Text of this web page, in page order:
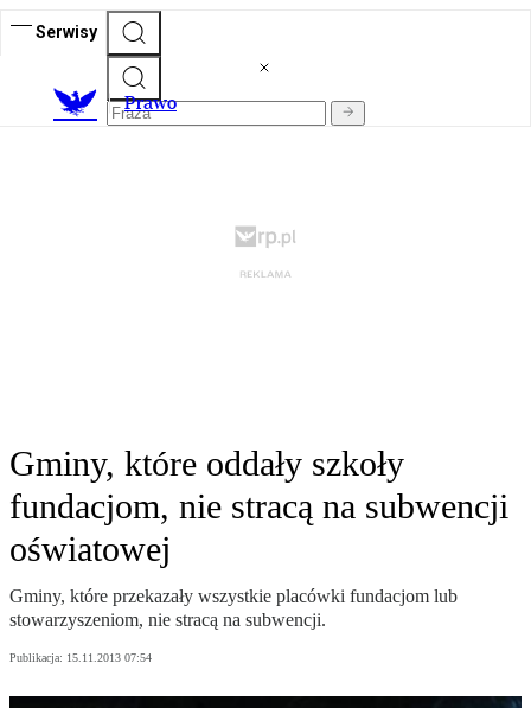
Serwisy
Prawo
Gminy, które oddały szkoły
fundacjom, nie stracą na subwencji
oświatowej
Gminy, które przekazały wszystkie placówki fundacjom lub
stowarzyszeniom, nie stracą na subwencji.
Publikacja: 15.11.2013 07:54